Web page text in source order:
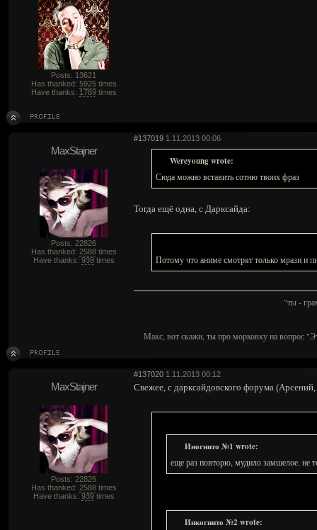
Posts: 13621
Has thanked: 5925times
Have thanks: 1789times
#137019 1.11.2013 00:06
MaxStajner
Posts: 22826
Has thanked: 2588times
Have thanks: 939times
Wereyoung wrote:
Сюда можно вставить сотню твоих фраз
Тогда ещё одна, с Дарксайда:
Потому что аниме смотрят только мрази и
"ты -
Макс, вот скажи, ты про морковку на вопрос
#137020 1.11.2013 00:12
MaxStajner
Posts: 22826
Has thanked: 2588times
Have thanks: 939times
Свежее, с дарксайдовского форума
Иногнито №1 wrote:
еще раз повторю, мудило замшелое. не
Инкогнито №2 wrote: